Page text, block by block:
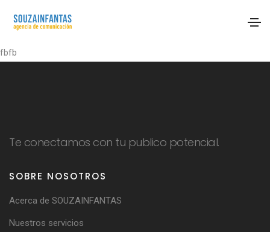
fbfb
Te conectamos con tu publico potencial.
SOBRE NOSOTROS
Acerca de SOUZAINFANTAS
Nuestros servicios